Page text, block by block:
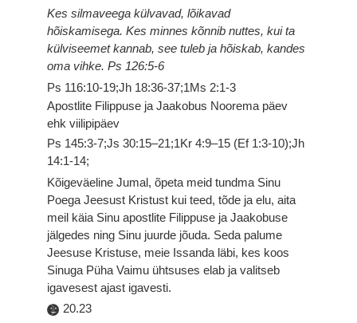
Kes silmaveega külvavad, lõikavad
hõiskamisega. Kes minnes kõnnib nuttes, kui ta
külviseemet kannab, see tuleb ja hõiskab, kandes
oma vihke. Ps 126:5-6
Ps 116:10-19;Jh 18:36-37;1Ms 2:1-3
Apostlite Filippuse ja Jaakobus Noorema päev
ehk viilipipäev
Ps 145:3-7;Js 30:15–21;1Kr 4:9–15 (Ef 1:3-10);Jh
14:1-14;
Kõigeväeline Jumal, õpeta meid tundma Sinu
Poega Jeesust Kristust kui teed, tõde ja elu, aita
meil käia Sinu apostlite Filippuse ja Jaakobuse
jälgedes ning Sinu juurde jõuda. Seda palume
Jeesuse Kristuse, meie Issanda läbi, kes koos
Sinuga Püha Vaimu ühtsuses elab ja valitseb
igavesest ajast igavesti.
20.23